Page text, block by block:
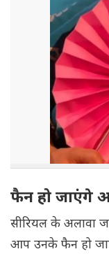
फैन हो जाएंगे
सीरियल के अलावा
आप उनके फैन हो